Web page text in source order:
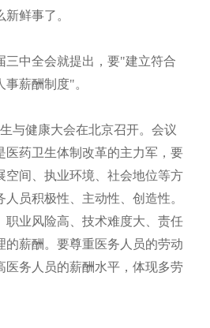
鲜事了。
三中全会就提出，要"建立符合
薪酬制度"。
与健康大会在北京召开。会议
医药卫生体制改革的主力军，要
空间、执业环境、社会地位等方
员积极性、主动性、创造性。
职业风险高、技术难度大、责任
的薪酬。要尊重医务人员的劳动
医务人员的薪酬水平，体现多劳